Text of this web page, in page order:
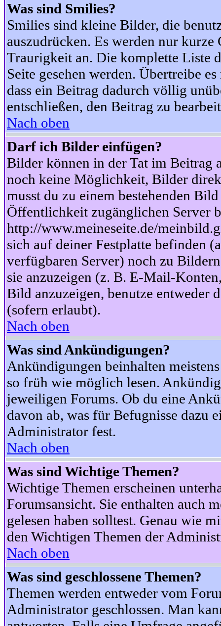
Was sind Smilies?
Smilies sind kleine Bilder, die
auszudrücken. Es werden nur
Traurigkeit an. Die komplette Liste
Seite gesehen werden. Übertreibe
dass ein Beitrag dadurch völlig
entschließen, den Beitrag zu
Nach oben
Darf ich Bilder einfügen?
Bilder können in der Tat im Beitrag
noch keine Möglichkeit, Bilder
musst du zu einem bestehenden
Öffentlichkeit zugänglichen Server
http://www.meineseite.de/
sich auf deiner Festplatte befinden
verfügbaren Server) noch zu
sie anzuzeigen (z. B. E-Mail-
Bild anzuzeigen, benutze
(sofern erlaubt).
Nach oben
Was sind Ankündigungen?
Ankündigungen beinhalten
so früh wie möglich lesen.
jeweiligen Forums. Ob du eine
davon ab, was für Befugnisse dazu
Administrator fest.
Nach oben
Was sind Wichtige Themen?
Wichtige Themen erscheinen
Forumsansicht. Sie enthalten auch
gelesen haben solltest. Genau wie
den Wichtigen Themen der
Nach oben
Was sind geschlossene Themen?
Themen werden entweder vom
Administrator geschlossen. Man